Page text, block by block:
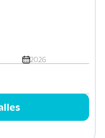
2026